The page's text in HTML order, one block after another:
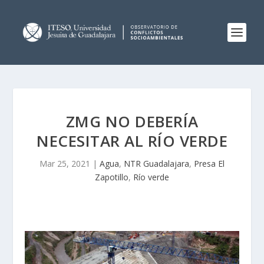
ZMG NO DEBERÍA
NECESITAR AL RÍO VERDE
Mar 25, 2021 | Agua, NTR Guadalajara, Presa El
Zapotillo, Río verde